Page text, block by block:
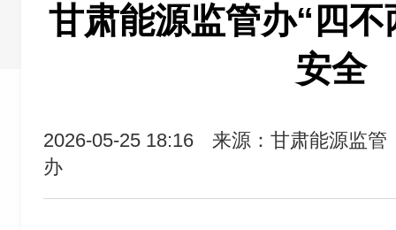
甘肃能源监管办“四
安全
2026-05-25 18:16
来源：甘肃能源监管
办